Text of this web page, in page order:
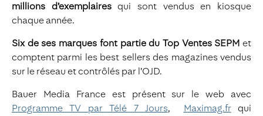
millions d’exemplairesqui sont vendus en kiosque
chaque année.
Six de ses marques font partie du Top Ventes SEPM et
comptent parmi les best sellers des magazines vendus
sur le réseau et contrôlés par l’OJD.
Bauer Media France est présent sur le web avec
Programme TV par Télé 7 Jours, Maximag.frqui